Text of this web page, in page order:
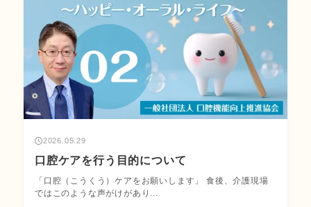
2026.05.29
口腔ケアを行う目的について
「口腔（こうくう）ケアをお願いします」 食後、介護現場
ではこのような声がけがあり...